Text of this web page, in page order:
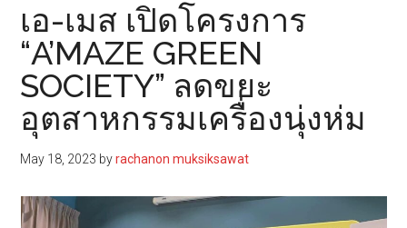
เอ-เมส เปิดโครงการ
“A’MAZE GREEN
SOCIETY” ลดขยะ
อุตสาหกรรมเครื่องนุ่งห่ม
May 18, 2023 byrachanon muksiksawat